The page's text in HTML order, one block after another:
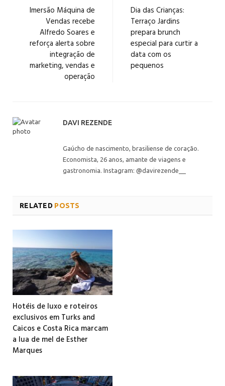
Imersão Máquina de
Vendas recebe
Alfredo Soares e
reforça alerta sobre
integração de
marketing, vendas e
operação
Dia das Crianças:
Terraço Jardins
prepara brunch
especial para curtir a
data com os
pequenos
DAVI REZENDE
Gaúcho de nascimento, brasiliense de coração.
Economista, 26 anos, amante de viagens e
gastronomia. Instagram: @davirezende__
RELATED POSTS
Hotéis de luxo e roteiros
exclusivos em Turks and
Caicos e Costa Rica marcam
a lua de mel de Esther
Marques